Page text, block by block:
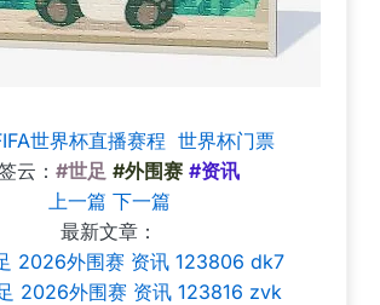
世界杯直播赛程 世界杯门票
云： #世足 #外围赛 #资讯
上一篇 下一篇
最新文章：
2026外围赛 资讯 123806 dk7
2026外围赛 资讯 123816 zvk